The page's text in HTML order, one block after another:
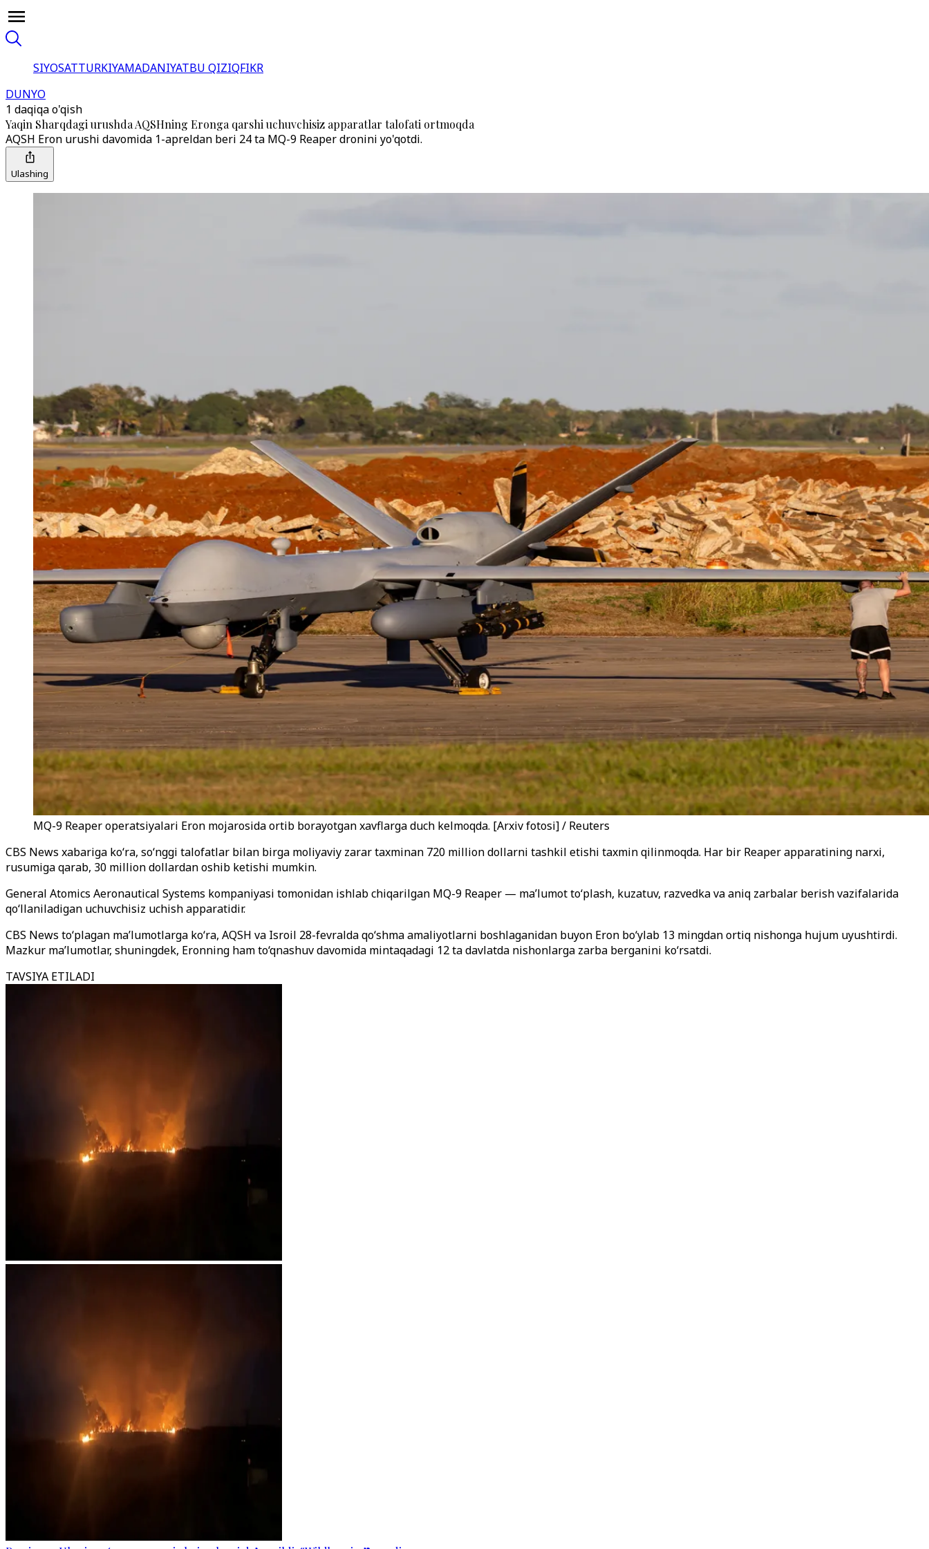
SIYOSATTURKIYAMADANIYATBU QIZIQFIKR
DUNYO
1 daqiqa o'qish
Yaqin Sharqdagi urushda AQSHning Eronga qarshi uchuvchisiz apparatlar talofati ortmoqda
AQSH Eron urushi davomida 1-apreldan beri 24 ta MQ-9 Reaper dronini yo'qotdi.
Ulashing
MQ-9 Reaper operatsiyalari Eron mojarosida ortib borayotgan xavflarga duch kelmoqda. [Arxiv fotosi] / Reuters
CBS News xabariga ko‘ra, so‘nggi talofatlar bilan birga moliyaviy zarar taxminan 720 million dollarni tashkil etishi taxmin qilinmoqda. Har bir Reaper apparatining narxi,
rusumiga qarab, 30 million dollardan oshib ketishi mumkin.
General Atomics Aeronautical Systems kompaniyasi tomonidan ishlab chiqarilgan MQ-9 Reaper — ma’lumot to‘plash, kuzatuv, razvedka va aniq zarbalar berish vazifalarida
qo‘llaniladigan uchuvchisiz uchish apparatidir.
CBS News to‘plagan ma’lumotlarga ko‘ra, AQSH va Isroil 28-fevralda qo‘shma amaliyotlarni boshlaganidan buyon Eron bo‘ylab 13 mingdan ortiq nishonga hujum uyushtirdi.
Mazkur ma’lumotlar, shuningdek, Eronning ham to‘qnashuv davomida mintaqadagi 12 ta davlatda nishonlarga zarba berganini ko‘rsatdi.
TAVSIYA ETILADI